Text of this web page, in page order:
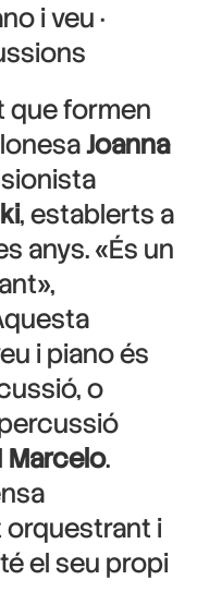
i veu ·
que formen
Joanna
, establerts a
anys. «És un
i piano és
o
Marcelo.
orquestrant i
el seu propi